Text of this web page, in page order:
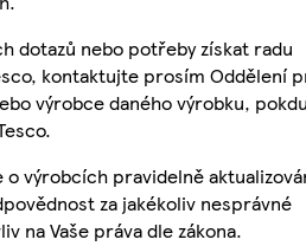
dotazů nebo potřeby získat radu
kontaktujte prosím Oddělení
výrobce daného výrobku,
výrobcích pravidelně
za jakékoliv nesprávné
na Vaše práva dle zákona.